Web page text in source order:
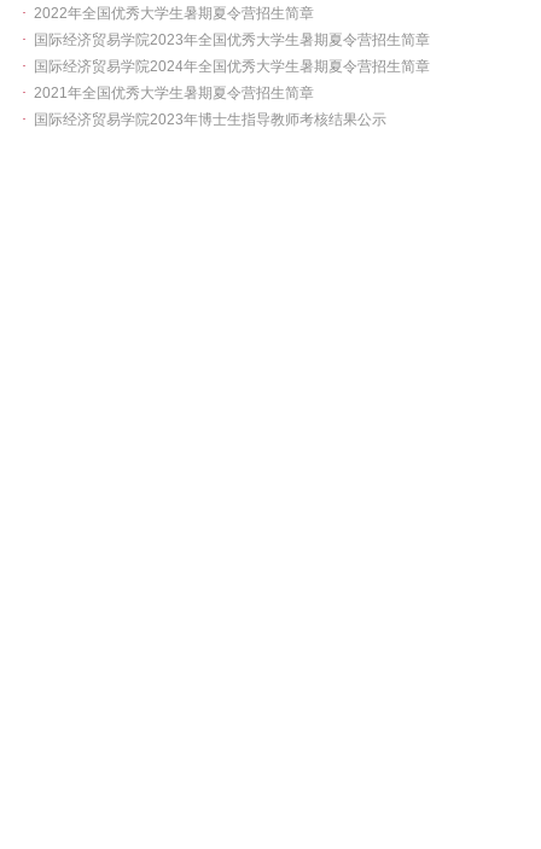
· 2022年全国优秀大学生暑期夏令营招生简章
·
国际经济贸易学院2023年全国优秀大学生暑期夏令营招生简章
·
国际经济贸易学院2024年全国优秀大学生暑期夏令营招生简章
· 2021年全国优秀大学生暑期夏令营招生简章
·
国际经济贸易学院2023年博士生指导教师考核结果公示